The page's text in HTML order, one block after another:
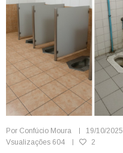
Por Confúcio Moura 19/10/2025
Vsualizações 604 2